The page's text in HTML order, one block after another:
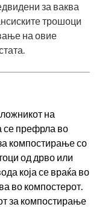
за ваква
трошоци
на овие
на
се префрла во
компостирање со
од дрво или
која се враќа во
во компостерот.
за компостирање